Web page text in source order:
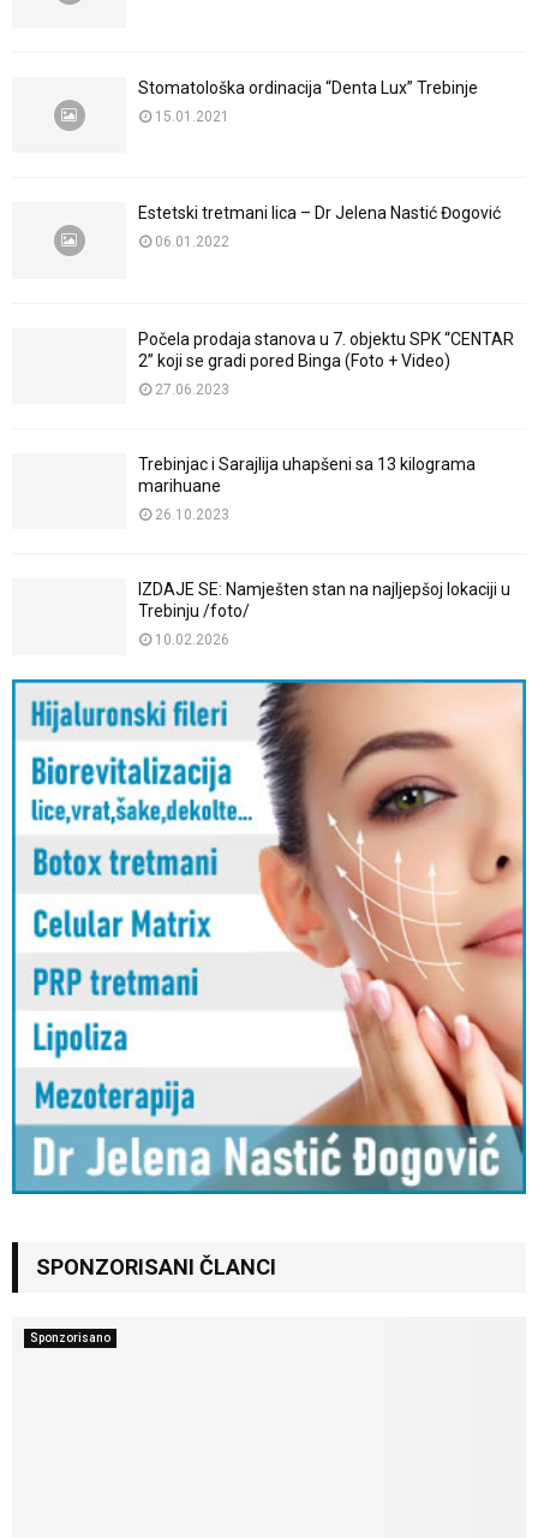
Stomatološka ordinacija “Denta Lux” Trebinje
15.01.2021
Estetski tretmani lica – Dr Jelena Nastić Đogović
06.01.2022
Počela prodaja stanova u 7. objektu SPK “CENTAR
2” koji se gradi pored Binga (Foto + Video)
27.06.2023
Trebinjac i Sarajlija uhapšeni sa 13 kilograma
marihuane
26.10.2023
IZDAJE SE: Namješten stan na najljepšoj lokaciji u
Trebinju /foto/
10.02.2026
SPONZORISANI ČLANCI
Sponzorisano